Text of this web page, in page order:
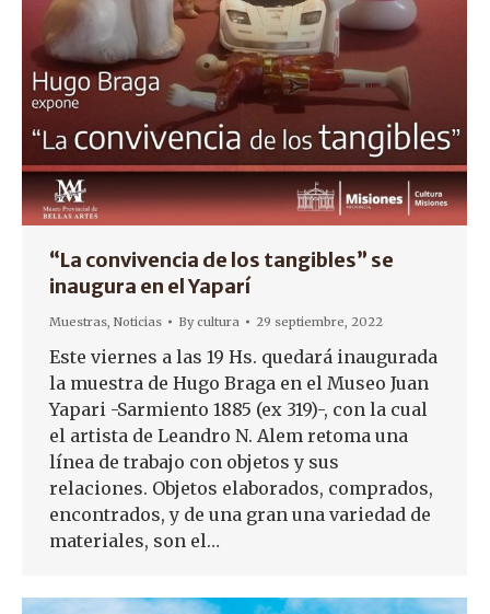
“La convivencia de los tangibles” se
inaugura en el Yaparí
Muestras, Noticias Bycultura 29 septiembre, 2022
Este viernes a las 19 Hs. quedará inaugurada
la muestra de Hugo Braga en el Museo Juan
Yapari -Sarmiento 1885 (ex 319)-, con la cual
el artista de Leandro N. Alem retoma una
línea de trabajo con objetos y sus
relaciones. Objetos elaborados, comprados,
encontrados, y de una gran una variedad de
materiales, son el…